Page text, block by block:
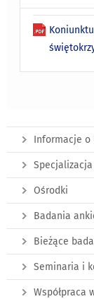
Informacje o
Specjalizacja
Ośrodki
Badania
Bieżące
Seminaria i
Współpraca